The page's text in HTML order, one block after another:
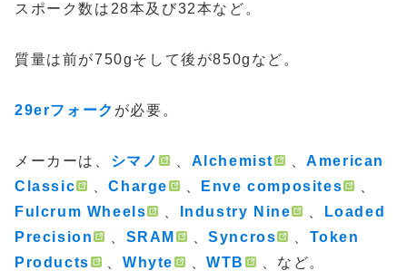
スポーク数は28本及び32本など。
質量は前が750gそして後が850gなど。
29erフォーク が必要。
メーカーは、 シマノ Alchemist 、American
Classic
、Charge Enve composites
Fulcrum Wheels
Industry Nine
Loaded
Precision
SRAM 、Syncros
Token
Products
、Whyte 、WTB 、など。